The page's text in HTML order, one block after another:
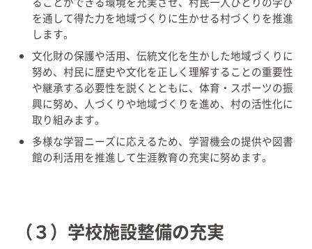
を通して得た力を地域づくりに生かせる村づくりを推進
します。
文化財の保護や活用、伝統文化を生かした地域づくりに
努め、村民に歴史や文化を正しく理解することの重要性
や継承する必要性を説くとともに、体育・スポーツの振
興に努め、人づくりや地域づくりを進め、村の活性化に
取り組みます。
多様な学習ニーズに応えるため、学習機会の提供や図書
館の利活用を推進して生涯教育の充実に努めます。
（３）学校施設整備の充実